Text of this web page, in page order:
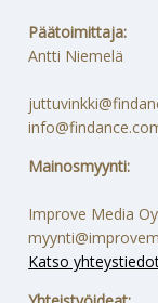
Päätoimittaja:
Antti Niemelä
Mainosmyynti:
Improve Media Oy
Katso